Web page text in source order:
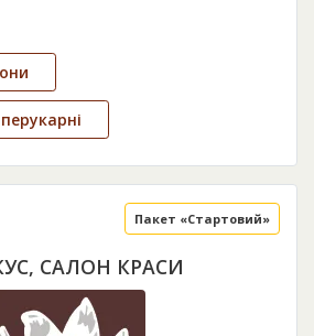
САЛОН КРАСИ
Пакет «Стартовий»